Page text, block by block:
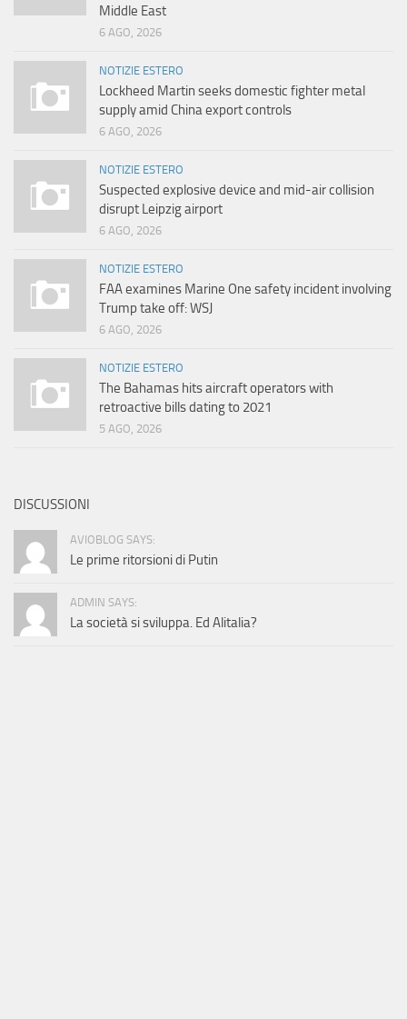
Middle East
6 AGO, 2026
NOTIZIE ESTERO
Lockheed Martin seeks domestic fighter metal
supply amid China export controls
6 AGO, 2026
NOTIZIE ESTERO
Suspected explosive device and mid-air collision
disrupt Leipzig airport
6 AGO, 2026
NOTIZIE ESTERO
FAA examines Marine One safety incident involving
Trump take off: WSJ
6 AGO, 2026
NOTIZIE ESTERO
The Bahamas hits aircraft operators with
retroactive bills dating to 2021
5 AGO, 2026
DISCUSSIONI
AVIOBLOG SAYS:
Le prime ritorsioni di Putin
ADMIN SAYS:
La società si sviluppa. Ed Alitalia?